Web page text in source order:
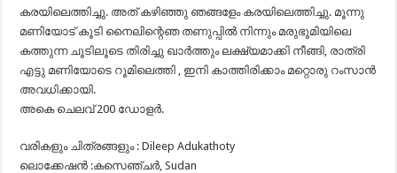
കരയിലെത്തിച്ചു. അത് കഴിഞ്ഞു ഞങ്ങളേം കരയിലെത്തിച്ചു. മൂന്നു
മണിയോട് കൂടി നൈലിന്റെഞ തണുപ്പിൽ നിന്നും മരുഭൂമിയിലെ
കത്തുന്ന ചൂടിലൂടെ തിരിച്ചു ഖാർത്തും ലക്ഷ്യമാക്കി നീങ്ങി, രാത്രി
എട്ടു മണിയോടെ റൂമിലെത്തി , ഇനി കാത്തിരിക്കാം മറ്റൊരു റംസാൻ
അവധിക്കായി.
അകെ ചെലവ് 200 ഡോളർ.
വരികളും ചിത്രങ്ങളും : Dileep Adukathoty
ലൊക്കേഷന്‍ :കസെഞ്ചർ, Sudan